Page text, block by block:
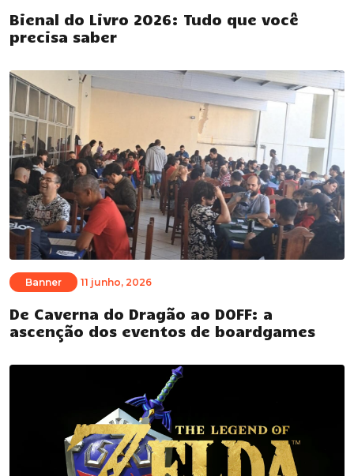
Bienal do Livro 2026: Tudo que você
precisa saber
Banner 11 junho, 2026
De Caverna do Dragão ao DOFF: a
ascenção dos eventos de boardgames